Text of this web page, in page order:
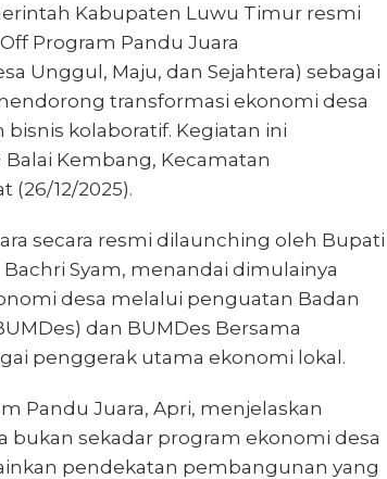
Kabupaten Luwu Timur resmi
Program Pandu Juara
Unggul, Maju, dan Sejahtera) sebagai
transformasi ekonomi desa
bisnis kolaboratif. Kegiatan ini
Kembang, Kecamatan
(26/12/2025).
secara resmi dilaunching oleh Bupati
Syam, menandai dimulainya
desa melalui penguatan Badan
dan BUMDes Bersama
penggerak utama ekonomi lokal.
Pandu Juara, Apri, menjelaskan
bukan sekadar program ekonomi desa
pendekatan pembangunan yang